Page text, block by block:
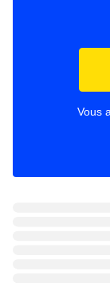
Vous